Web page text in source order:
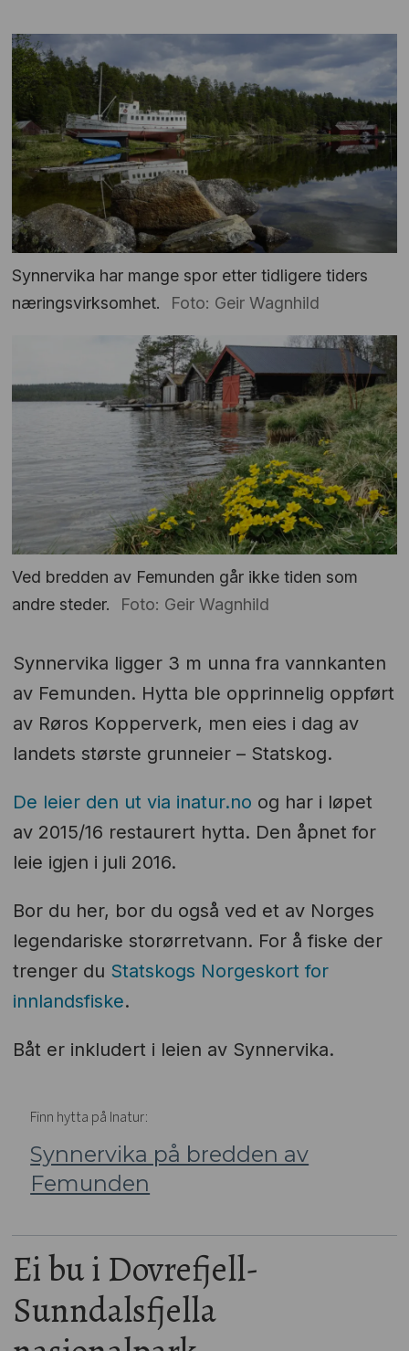
Synnervika har mange spor etter tidligere tiders
næringsvirksomhet.
Foto: Geir Wagnhild
Ved bredden av Femunden går ikke tiden som
andre steder.
Foto: Geir Wagnhild
Synnervika ligger 3 m unna fra vannkanten
av Femunden. Hytta ble opprinnelig oppført
av Røros Kopperverk, men eies i dag av
landets største grunneier – Statskog.
De leier den ut via inatur.no og har i løpet
av 2015/16 restaurert hytta. Den åpnet for
leie igjen i juli 2016.
Bor du her, bor du også ved et av Norges
legendariske storørretvann. For å fiske der
trenger du Statskogs Norgeskort for
innlandsfiske.
Båt er inkludert i leien av Synnervika.
Finn hytta på Inatur:
Synnervika på bredden av
Femunden
Ei bu i Dovrefjell-
Sunndalsfjella